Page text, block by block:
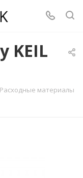
KEIL
Расходные материалы